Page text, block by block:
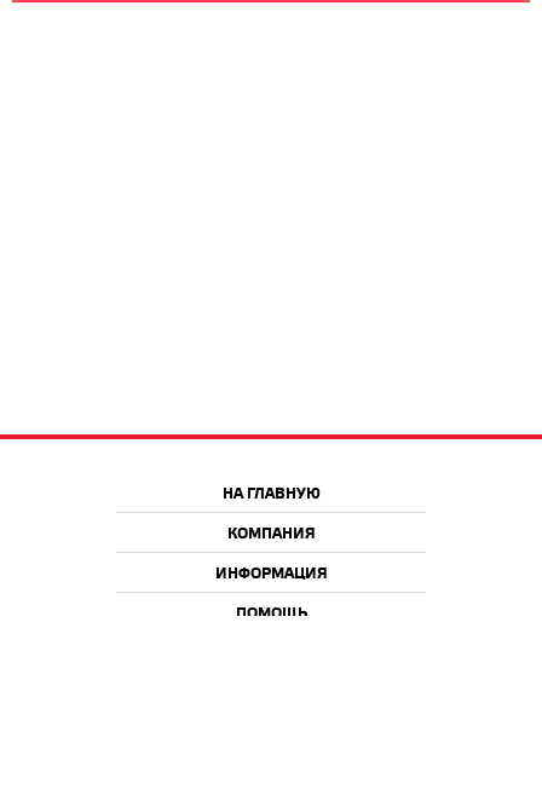
НА ГЛАВНУЮ
КОМПАНИЯ
ИНФОРМАЦИЯ
ПОМОЩЬ